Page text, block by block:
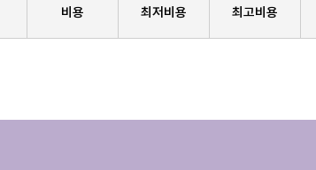
비용 최저비용 최고비용